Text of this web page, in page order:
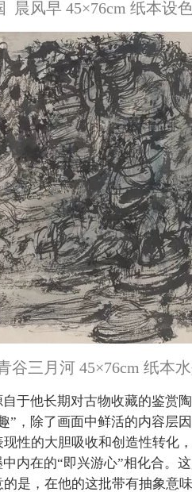
晨风早 45×76cm 纸本设
谷三月河 45×76cm 纸本
于他长期对古物收藏的鉴赏
”，除了画面中鲜活的内容层
性的大胆吸收和创造性转化
内在的“即兴游心”相化合。
是，在他的这批带有抽象意